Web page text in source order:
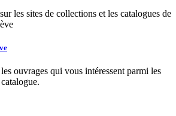
les sites de collections et les catalogues de
ouvrages qui vous intéressent parmi les